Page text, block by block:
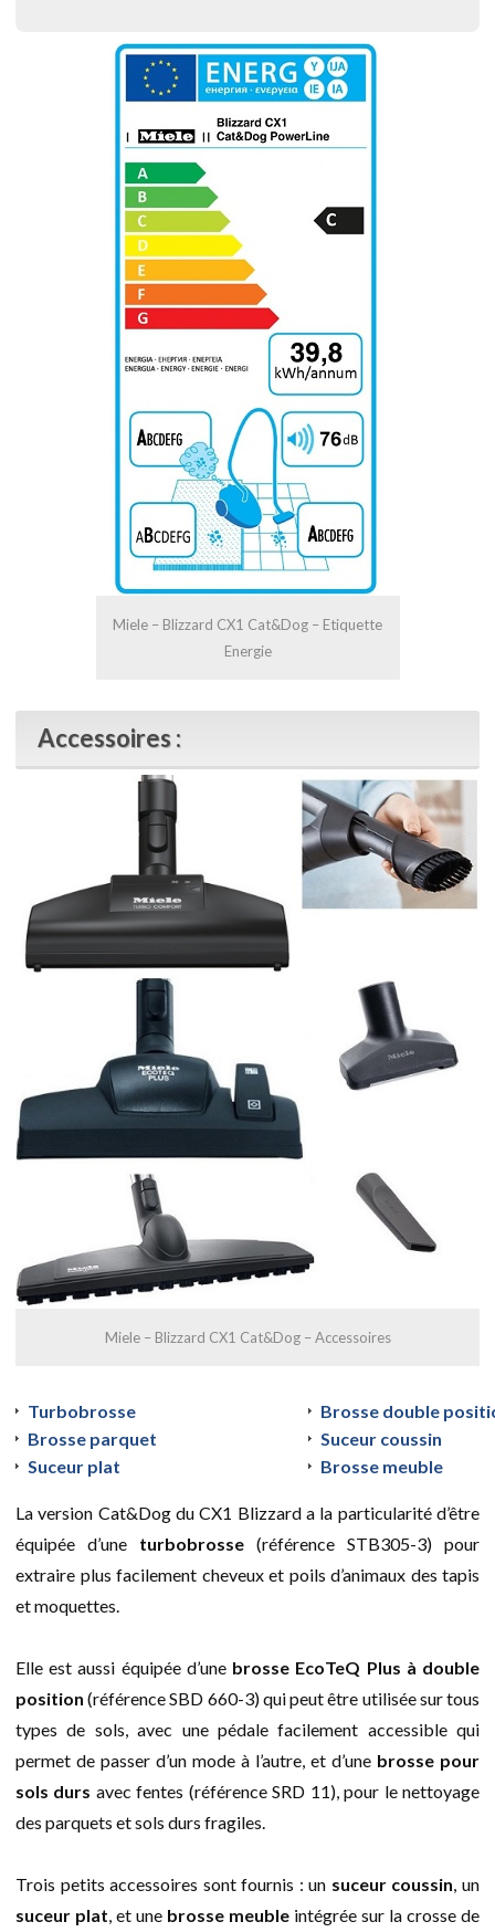
Miele – Blizzard CX1 Cat&Dog – Etiquette
Energie
Accessoires :
Miele – Blizzard CX1 Cat&Dog – Accessoires
Turbobrosse
Brosse double
Brosse parquet
Suceur coussin
Suceur plat
Brosse meuble
La version Cat&Dog du CX1 Blizzard a la particularité d’être
équipée d’une turbobrosse (référence STB305-3) pour
extraire plus facilement cheveux et poils d’animaux des tapis
et moquettes.
Elle est aussi équipée d’une brosse EcoTeQ Plus à double
position (référence SBD 660-3) qui peut être utilisée sur tous
types de sols, avec une pédale facilement accessible qui
permet de passer d’un mode à l’autre, et d’une brosse pour
sols durs avec fentes (référence SRD 11), pour le nettoyage
des parquets et sols durs fragiles.
Trois petits accessoires sont fournis : un suceur coussin , un
suceur plat , et une brosse meuble intégrée sur la crosse de